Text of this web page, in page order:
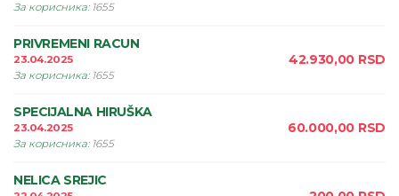
За корисника: 1655
PRIVREMENI RACUN
23.04.2025
За корисника: 1655
42.930,00 RSD
SPECIJALNA HIRUŠKA
23.04.2025
За корисника: 1655
60.000,00 RSD
NELICA SREJIC